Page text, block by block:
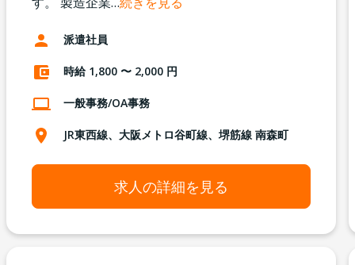
派遣社員
時給 1,800 〜 2,000 円
一般事務/OA事務
JR東西線、大阪メトロ谷町線、堺筋線 南森町
求人の詳細を見る